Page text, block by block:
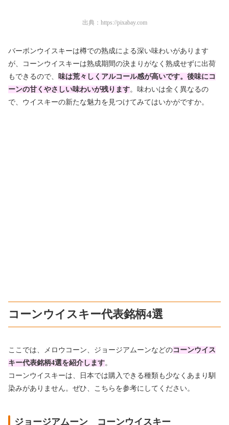
出典： https://pixabay.com
バーボンウイスキーは樽での熟成による深い味わいがあります
が、コーンウイスキーは熟成期間の決まりがなく熟成せずに出荷
もできるので、
味は荒々しくアルコール感が高いです。後味にコ
ーンの甘くやさしい味わいが残ります。 味わいは全く異なるの
で、ウイスキーの新たな魅力を見つけてみてはいかがですか。
コーンウイスキー代表銘柄4選
ここでは、メロウコーン、ジョージアムーンなどのコーンウイス
キー代表銘柄4選を紹介します。
コーンウイスキーは、日本では購入できる種類も少なくあまり馴
染みがありません。ぜひ、こちらを参考にしてください。
ジョージアムーン コーンウイスキー